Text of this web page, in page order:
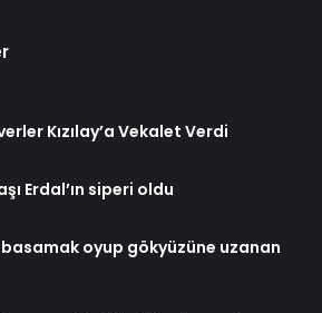
Kızılay’a Vekalet Verdi
Erdal’ın siperi oldu
oyup gökyüzüne uzanan